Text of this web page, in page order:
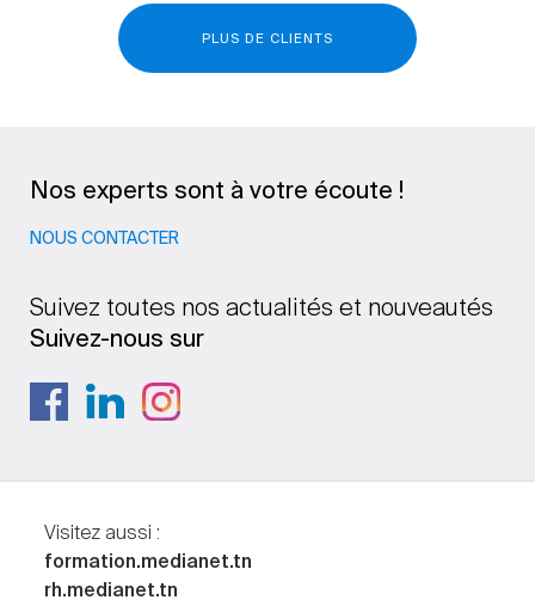
PLUS DE CLIENTS
Nos experts sont à votre écoute !
NOUS CONTACTER
Suivez toutes nos actualités et nouveautés
Suivez-nous sur
Visitez aussi :
formation.medianet.tn
rh.medianet.tn